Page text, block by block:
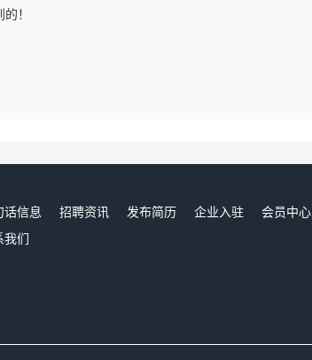
！
话信息 招聘资讯 发布简历 企业入驻 会员中心
们